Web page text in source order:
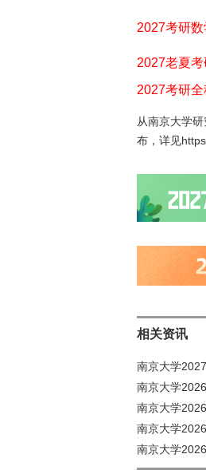
2027考研
2027老夏
2027考研
从南京大学
布，详见
相关资讯
南京大学
南京大学
南京大学
南京大学
南京大学